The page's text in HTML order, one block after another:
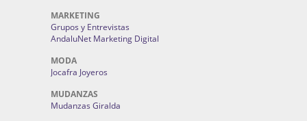
MARKETING
Grupos y Entrevistas
AndaluNet Marketing Digital
MODA
Jocafra Joyeros
MUDANZAS
Mudanzas Giralda